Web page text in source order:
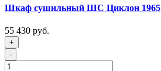
Шкаф сушильный ШС Циклон 1965
55 430 руб.
+
-